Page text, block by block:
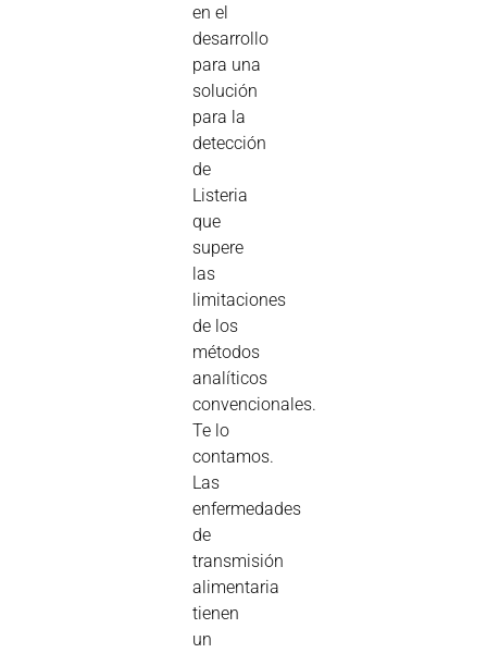
en el
desarrollo
para una
solución
para la
detección
de
Listeria
que
supere
las
limitaciones
de los
métodos
analíticos
convencionales.
Te lo
contamos.
Las
enfermedades
de
transmisión
alimentaria
tienen
un